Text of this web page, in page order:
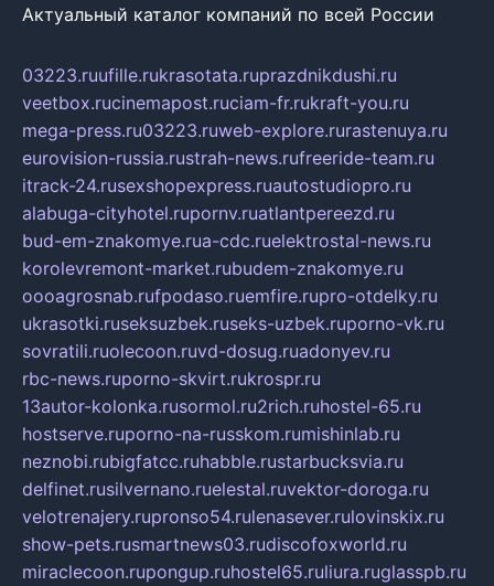
Актуальный каталог компаний по всей России
03223.ruufille.rukrasotata.ruprazdnikdushi.ru
veetbox.rucinemapost.ruciam-fr.rukraft-you.ru
mega-press.ru03223.ruweb-explore.rurastenuya.ru
eurovision-russia.rustrah-news.rufreeride-team.ru
itrack-24.rusexshopexpress.ruautostudiopro.ru
alabuga-cityhotel.rupornv.ruatlantpereezd.ru
bud-em-znakomye.rua-cdc.ruelektrostal-news.ru
korolevremont-market.rubudem-znakomye.ru
oooagrosnab.rufpodaso.ruemfire.rupro-otdelky.ru
ukrasotki.ruseksuzbek.ruseks-uzbek.ruporno-vk.ru
sovratili.ruolecoon.ruvd-dosug.ruadonyev.ru
rbc-news.ruporno-skvirt.rukrospr.ru
13autor-kolonka.rusormol.ru2rich.ruhostel-65.ru
hostserve.ruporno-na-russkom.rumishinlab.ru
neznobi.rubigfatcc.ruhabble.rustarbucksvia.ru
delfinet.rusilvernano.ruelestal.ruvektor-doroga.ru
velotrenajery.rupronso54.rulenasever.rulovinskix.ru
show-pets.rusmartnews03.rudiscofoxworld.ru
miraclecoon.rupongup.ruhostel65.ruliura.ruglasspb.ru